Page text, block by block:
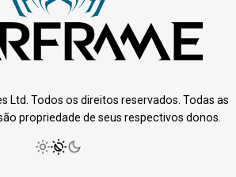
Ltd. Todos os direitos reservados. Todas as
propriedade de seus respectivos donos.